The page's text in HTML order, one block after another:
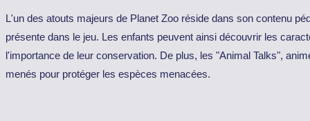
L'un des atouts majeurs de Planet Zoo réside dans son contenu
présente dans le jeu. Les enfants peuvent ainsi découvrir les
l'importance de leur conservation. De plus, les "Animal Talks",
menés pour protéger les espèces menacées.